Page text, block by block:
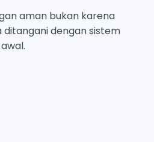
aman bukan karena
dengan sistem